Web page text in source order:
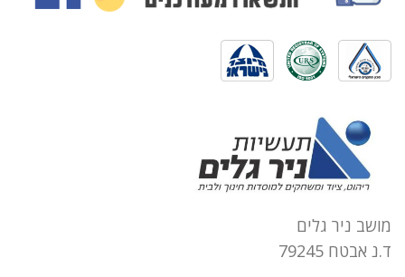
מושב ניר גלים
ד.נ אבטח 79245